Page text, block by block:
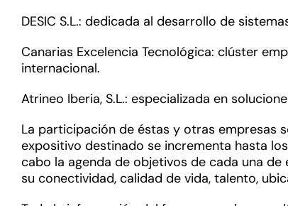
DESIC S.L.: dedicada al desarrollo de
Canarias Excelencia Tecnológica: clúster
internacional.
Atrineo Iberia, S.L.: especializada en
La participación de éstas y otras empresas
expositivo destinado se incrementa hasta
cabo la agenda de objetivos de cada una
su conectividad, calidad de vida, talento,